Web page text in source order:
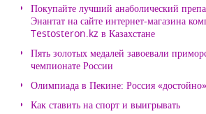
Покупайте лучший анаболический
Энантат на сайте интернет-магазина
Testosteron.kz в Казахстане
Пять золотых медалей завоевали
чемпионате России
Олимпиада в Пекине: Россия
Как ставить на спорт и выигрывать